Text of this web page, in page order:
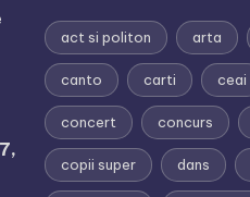
act si politon arta
canto carti ceai
concert concurs
copii super dans